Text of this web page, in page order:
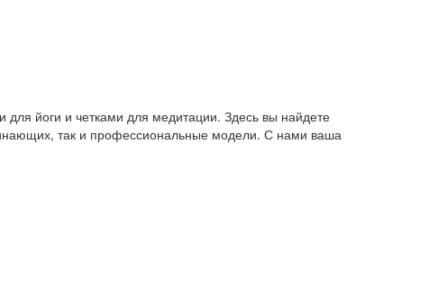
йоги и четками для медитации. Здесь вы найдете
так и профессиональные модели. С нами ваша